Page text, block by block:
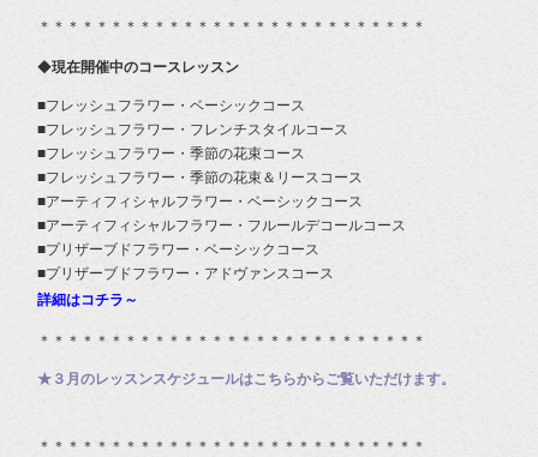
＊＊＊＊＊＊＊＊＊＊＊＊＊＊＊＊＊＊＊＊＊＊＊＊＊＊＊
◆現在開催中のコースレッスン
■フレッシュフラワー・ベーシックコース
■フレッシュフラワー・フレンチスタイルコース
■フレッシュフラワー・季節の花束コース
■フレッシュフラワー・季節の花束＆リースコース
■アーティフィシャルフラワー・ベーシックコース
■アーティフィシャルフラワー・フルールデコールコース
■プリザーブドフラワー・ベーシックコース
■プリザーブドフラワー・アドヴァンスコース
詳細はコチラ～
＊＊＊＊＊＊＊＊＊＊＊＊＊＊＊＊＊＊＊＊＊＊＊＊＊＊＊
★３月のレッスンスケジュールはこちらからご覧いただけます。
＊＊＊＊＊＊＊＊＊＊＊＊＊＊＊＊＊＊＊＊＊＊＊＊＊＊＊